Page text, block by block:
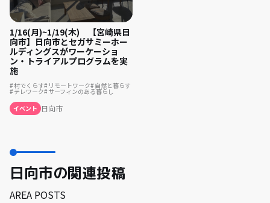
1/16(月)~1/19(木) 【宮崎県日
向市】日向市とセガサミーホー
ルディングスがワーケーショ
ン・トライアルプログラムを実
施
村でくらす リモートワーク 自然と暮らす
テレワーク サーフィンのある暮らし
イベント 日向市
日向市の関連投稿
AREA POSTS